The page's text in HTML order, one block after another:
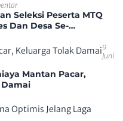
Seleksi Peserta MTQ
Dan Desa Se-
9
Juni
Mantan Pacar,